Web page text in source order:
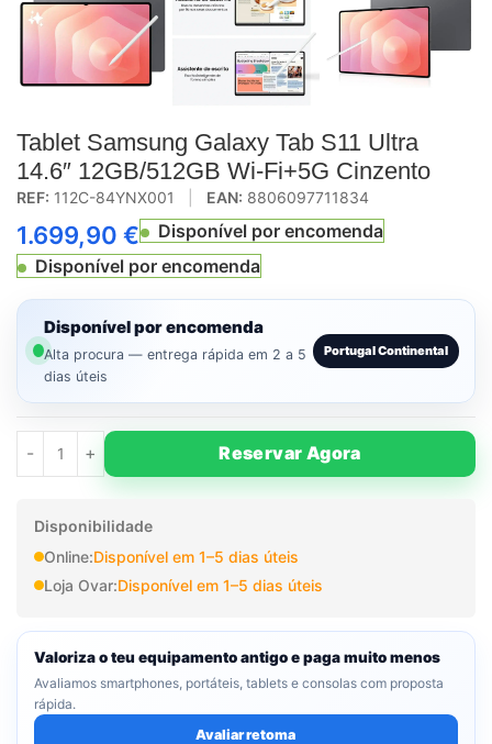
Tablet Samsung Galaxy Tab S11 Ultra
14.6″ 12GB/512GB Wi-Fi+5G Cinzento
REF: 112C-84YNX001 EAN: 8806097711834
1.699,90 €
Disponível por encomenda
Disponível por encomenda
Disponível por encomenda
Alta procura — entrega rápida em 2 a 5
dias úteis
Portugal Continental
Reservar Agora
Disponibilidade
Online:Disponível em 1–5 dias úteis
Loja Ovar:Disponível em 1–5 dias úteis
Valoriza o teu equipamento antigo e paga muito menos
Avaliamos smartphones, portáteis, tablets e consolas com proposta
rápida.
Avaliar retoma